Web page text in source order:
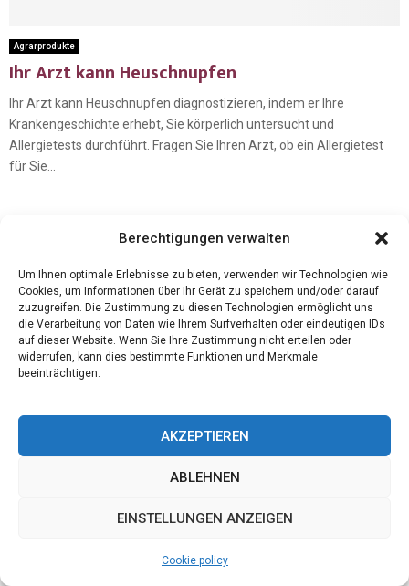
Berechtigungen verwalten
Um Ihnen optimale Erlebnisse zu bieten, verwenden wir Technologien wie
Cookies, um Informationen über Ihr Gerät zu speichern und/oder darauf
zuzugreifen. Die Zustimmung zu diesen Technologien ermöglicht uns
die Verarbeitung von Daten wie Ihrem Surfverhalten oder eindeutigen IDs
auf dieser Website. Wenn Sie Ihre Zustimmung nicht erteilen oder
widerrufen, kann dies bestimmte Funktionen und Merkmale
beeinträchtigen.
AKZEPTIEREN
ABLEHNEN
EINSTELLUNGEN ANZEIGEN
Cookie policy
Agrarprodukte
Ihr Arzt kann Heuschnupfen
Ihr Arzt kann Heuschnupfen diagnostizieren, indem er Ihre
Krankengeschichte erhebt, Sie körperlich untersucht und
Allergietests durchführt. Fragen Sie Ihren Arzt, ob ein Allergietest
für Sie...
RECENT POSTS
Wie ein Moskitonetz das Schlafzimmer ruhiger und stilvoller
macht
Zuhause
Schaffell kaufen: Natürlichkeit, Wärme und Stil für Ihr Zuhause
Pferde im Hindernisbau im Reitsport
Bartöl – Das stille Ritual für Stärke, Stil und Gelassenheit